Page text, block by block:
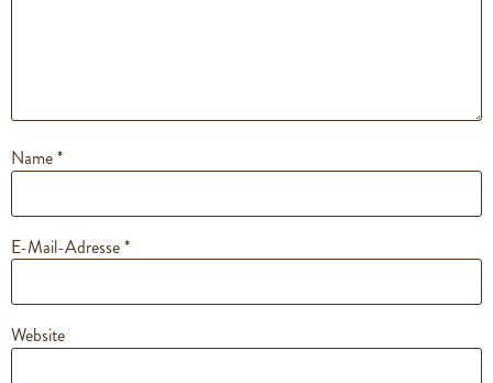
Name*
E-Mail-Adresse*
Website